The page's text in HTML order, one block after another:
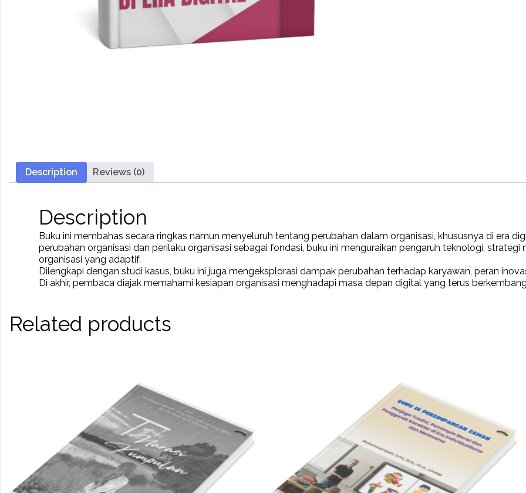
Description Reviews (0)
Description
Buku ini membahas secara ringkas namun menyeluruh tentang perubahan dalam organisasi, khususnya di era
perubahan organisasi dan perilaku organisasi sebagai fondasi, buku ini menguraikan pengaruh teknologi,
organisasi yang adaptif.
Dilengkapi dengan studi kasus, buku ini juga mengeksplorasi dampak perubahan terhadap karyawan, peran
Di akhir, pembaca diajak memahami kesiapan organisasi menghadapi masa depan digital yang terus
Related products